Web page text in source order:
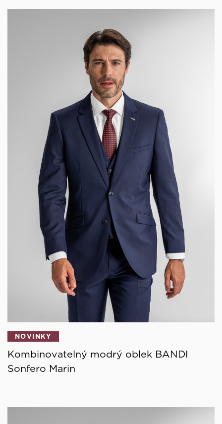
NOVINKY
Kombinovatelný modrý oblek BANDI
Sonfero Marin